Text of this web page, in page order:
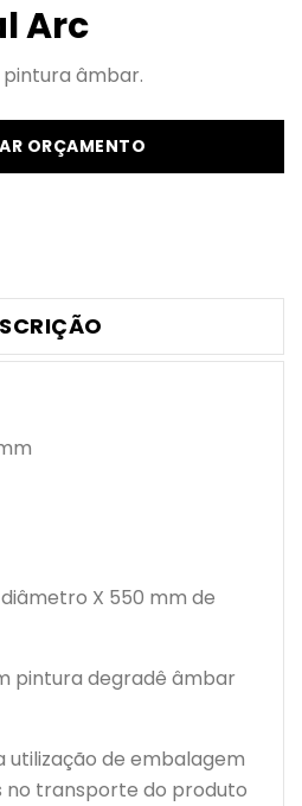
Arc
pintura âmbar.
ORÇAMENTO
X 550 mm de
pintura degradê âmbar
utilização de embalagem
no transporte do produto